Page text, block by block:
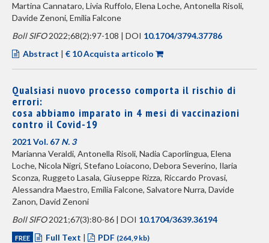
Martina Cannataro, Livia Ruffolo, Elena Loche, Antonella Risoli,
Davide Zenoni, Emilia Falcone
Boll SIFO2022;68(2):97-108 | DOI 10.1704/3794.37786
Abstract | € 10 Acquista articolo
Qualsiasi nuovo processo comporta il rischio di
errori:
cosa abbiamo imparato in 4 mesi di vaccinazioni
contro il Covid-19
2021 Vol. 67 N. 3
Marianna Veraldi, Antonella Risoli, Nadia Caporlingua, Elena
Loche, Nicola Nigri, Stefano Loiacono, Debora Severino, Ilaria
Sconza, Ruggeto Lasala, Giuseppe Rizza, Riccardo Provasi,
Alessandra Maestro, Emilia Falcone, Salvatore Nurra, Davide
Zanon, David Zenoni
Boll SIFO2021;67(3):80-86 | DOI 10.1704/3639.36194
FREE Full Text | PDF (264,9 kb)